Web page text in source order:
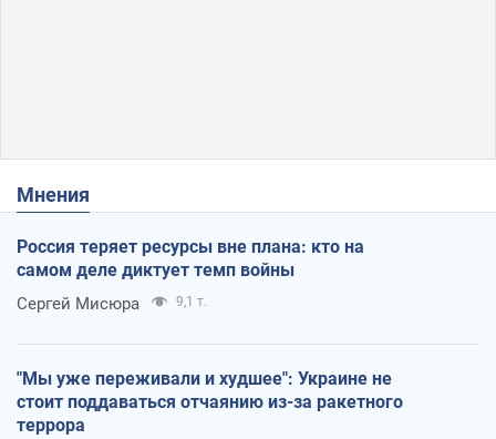
Мнения
Россия теряет ресурсы вне плана: кто на
самом деле диктует темп войны
Сергей Мисюра 9,1 т.
"Мы уже переживали и худшее": Украине не
стоит поддаваться отчаянию из-за ракетного
террора